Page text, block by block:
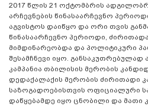
2017 წლის 21 ოქტომბრის
არჩევნების წინასაარჩევნო
აგვისტოს დაიწყო და ორი თვის
წინასაარჩევნო პერიოდი,
მიმდინარეობდა და პოლიტიკური
შესამჩნევი იყო. განსაკუთრებულად
კამპანია თბილისის მერობის
დედაქალაქის მერობის ძირითადი
საზოგადოებისთვის ოფიციალური
დაწყებამდე იყო ცნობილი და მათი